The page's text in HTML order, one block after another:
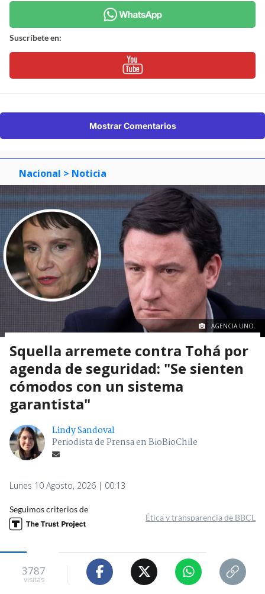
Suscríbete en:
Mostrar Comentarios
Nacional > Noticia
AGENCIA UNO.
Squella arremete contra Tohá por
agenda de seguridad: "Se sienten
cómodos con un sistema
garantista"
Lindy Sandoval
Periodista de Prensa en BioBioChile
Lunes 10 Agosto, 2026 | 00:13
Seguimos criterios de
Ética y transparencia de BBCL
3787
visitas